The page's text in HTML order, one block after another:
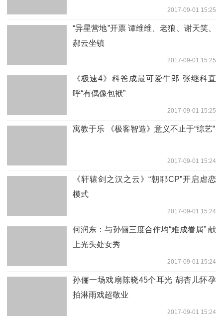
2017-09-01 15:25
“异星营地”开票 谭维维、老狼、谢天笑、
郝云坐镇
2017-09-01 15:25
《极速4》科爸成最可爱牛郎 张继科直
呼“有偶像包袱”
2017-09-01 15:25
寓教于乐 《极客智造》意义不止于“综艺”
2017-09-01 15:24
《轩辕剑之汉之云》“朝耶CP”开启虐恋
模式
2017-09-01 15:24
何润东：与孙俪三度合作均“难成眷属” 献
上光头处女秀
2017-09-01 15:24
孙俪一场戏扇陈晓45个耳光 胡杏儿怀孕
拍淋雨戏超敬业
2017-09-01 15:24